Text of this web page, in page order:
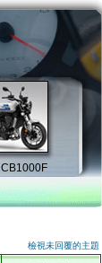
檢視未回覆的主題